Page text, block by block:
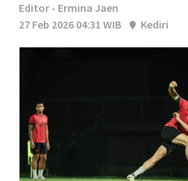
Editor - Ermina Jaen
27 Feb 2026 04:31 WIB
Kediri